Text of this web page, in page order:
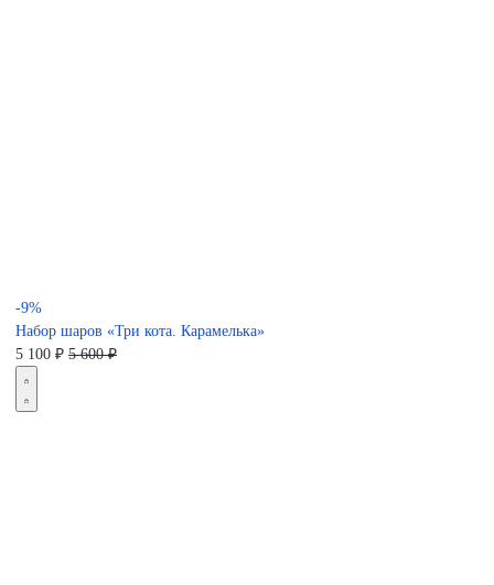
-9%
Набор шаров «Три кота. Карамелька»
5 100 ₽ 5 600 ₽